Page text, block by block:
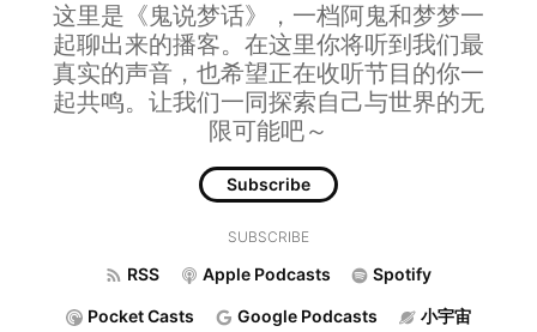
这里是《鬼说梦话》，一档阿鬼和梦梦一
起聊出来的播客。在这里你将听到我们最
真实的声音，也希望正在收听节目的你一
起共鸣。让我们一同探索自己与世界的无
限可能吧～
Subscribe
SUBSCRIBE
RSS Apple Podcasts Spotify
Pocket Casts Google Podcasts 小宇宙